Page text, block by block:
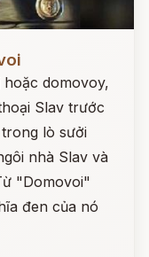
domovoy,
Slav trước
lò sưởi
nhà Slav và
"Domovoi"
đen của nó